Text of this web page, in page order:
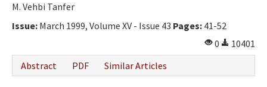
M. Vehbi Tanfer
Issue: March 1999, Volume XV - Issue 43 Pages: 41-52
0
10401
Abstract
PDF Similar Articles